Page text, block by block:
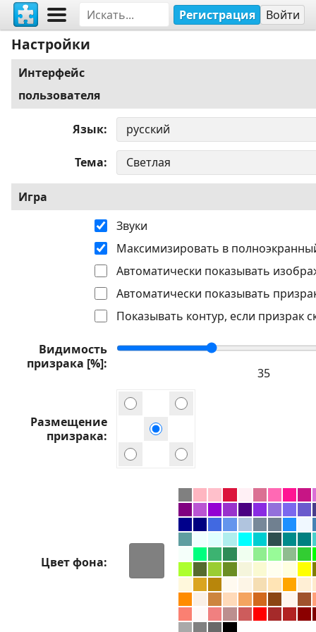
Регистрация Войти
Настройки
Интерфейс
пользователя
Язык
Тема
Игра
Звуки
Максимизировать в
Автоматически показывать
Автоматически показывать
Показывать контур, если призрак
Видимость
призрака [%]
Размещение
призрака
Цвет фона